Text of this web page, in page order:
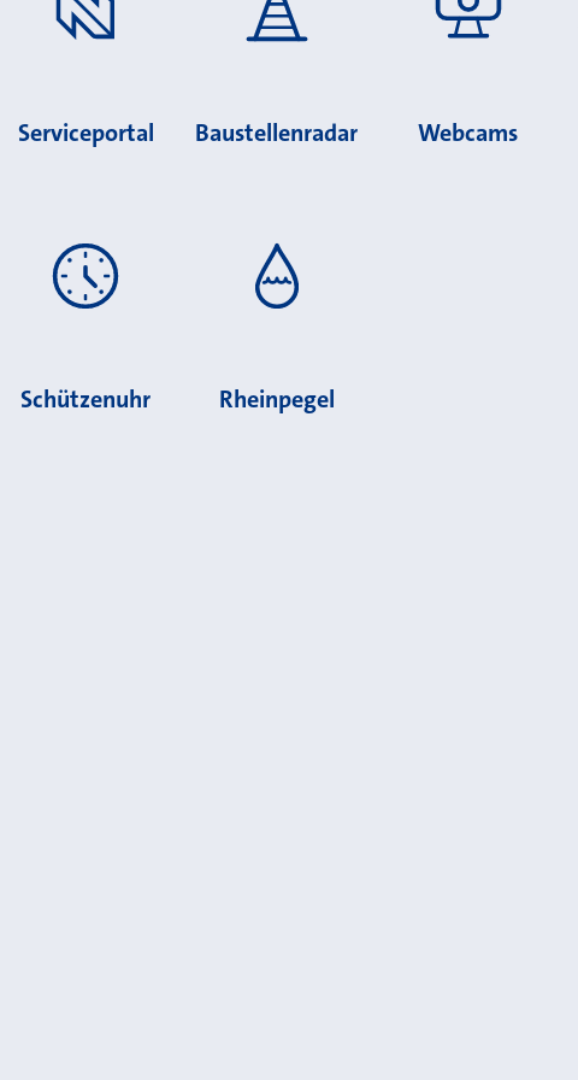
Serviceportal Baustellenradar Webcams
Schützenuhr Rheinpegel